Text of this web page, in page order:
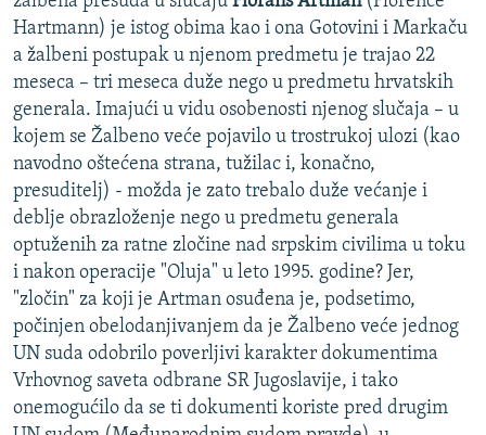
Hartmann) je istog obima kao i ona Gotovini i Markaču
a žalbeni postupak u njenom predmetu je trajao 22
meseca – tri meseca duže nego u predmetu hrvatskih
generala. Imajući u vidu osobenosti njenog slučaja – u
kojem se Žalbeno veće pojavilo u trostrukoj ulozi (kao
navodno oštećena strana, tužilac i, konačno,
presuditelj) - možda je zato trebalo duže većanje i
deblje obrazloženje nego u predmetu generala
optuženih za ratne zločine nad srpskim civilima u toku
i nakon operacije "Oluja" u leto 1995. godine? Jer,
"zločin" za koji je Artman osuđena je, podsetimo,
počinjen obelodanjivanjem da je Žalbeno veće jednog
UN suda odobrilo poverljivi karakter dokumentima
Vrhovnog saveta odbrane SR Jugoslavije, i tako
onemogućilo da se ti dokumenti koriste pred drugim